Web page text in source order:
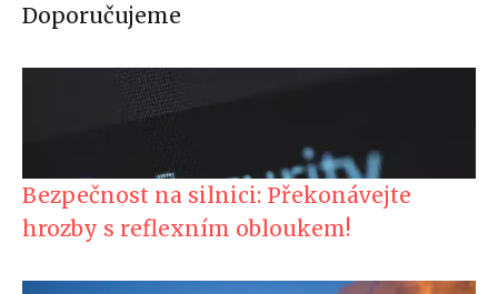
Doporučujeme
Bezpečnost na silnici: Překonávejte
hrozby s reflexním obloukem!